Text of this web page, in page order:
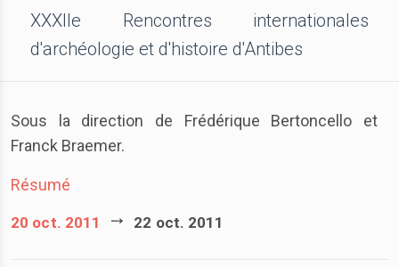
XXXIIe Rencontres internationales
d'archéologie et d'histoire d'Antibes
Sous la direction de Frédérique Bertoncello et
Franck Braemer.
Résumé
20 oct. 2011 22 oct. 2011